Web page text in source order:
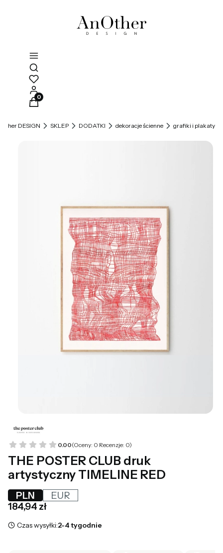
Otwórz wyszukiwarkę
Produkty w koszyku: 0. Zobacz szczegóły
DESIGN SKLEP DODATKI dekoracje ścienne grafiki i plakaty
0.00(Oceny: 0 Recenzje: 0)
THE POSTER CLUB druk
artystyczny TIMELINE RED
PLN
EUR
Cena
184,94 zł
Czas wysyłki:2-4 tygodnie